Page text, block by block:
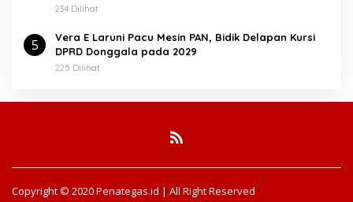
234 Dilihat
5
Vera E Laruni Pacu Mesin PAN, Bidik Delapan Kursi
DPRD Donggala pada 2029
225 Dilihat
Copyright © 2020 Penategas.id | All Right Reserved